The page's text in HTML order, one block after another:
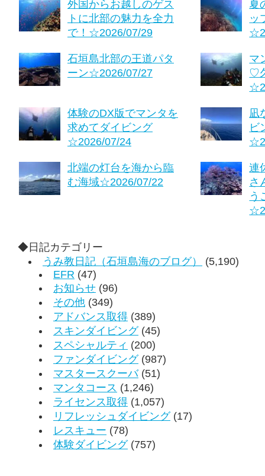
外国からお越しのゲス
トに北部の魅力を全力
で！☆2026/07/29
夏
ッ
石垣島北部の王道パタ
ーン☆2026/07/27
マ
♡
体験のDX版でマンタを
求めてダイビング
☆2026/07/24
凪
ビ
北端の灯台を海から臨
む海域☆2026/07/22
連
さ
う
◆日記カテゴリー
うみ教日記（石垣島海のブログ）
(5,190)
EFR (47)
お知らせ (96)
その他 (349)
アドバンス取得 (389)
スキンダイビング(45)
スペシャルティ (200)
ファンダイビング(987)
マスタースクーバ(51)
マンタコース (1,246)
ライセンス取得 (1,057)
リフレッシュダイビング(17)
レスキュー (78)
体験ダイビング(757)